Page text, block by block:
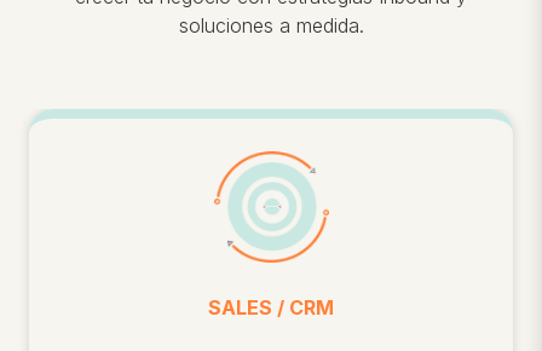
soluciones a medida.
SALES / CRM